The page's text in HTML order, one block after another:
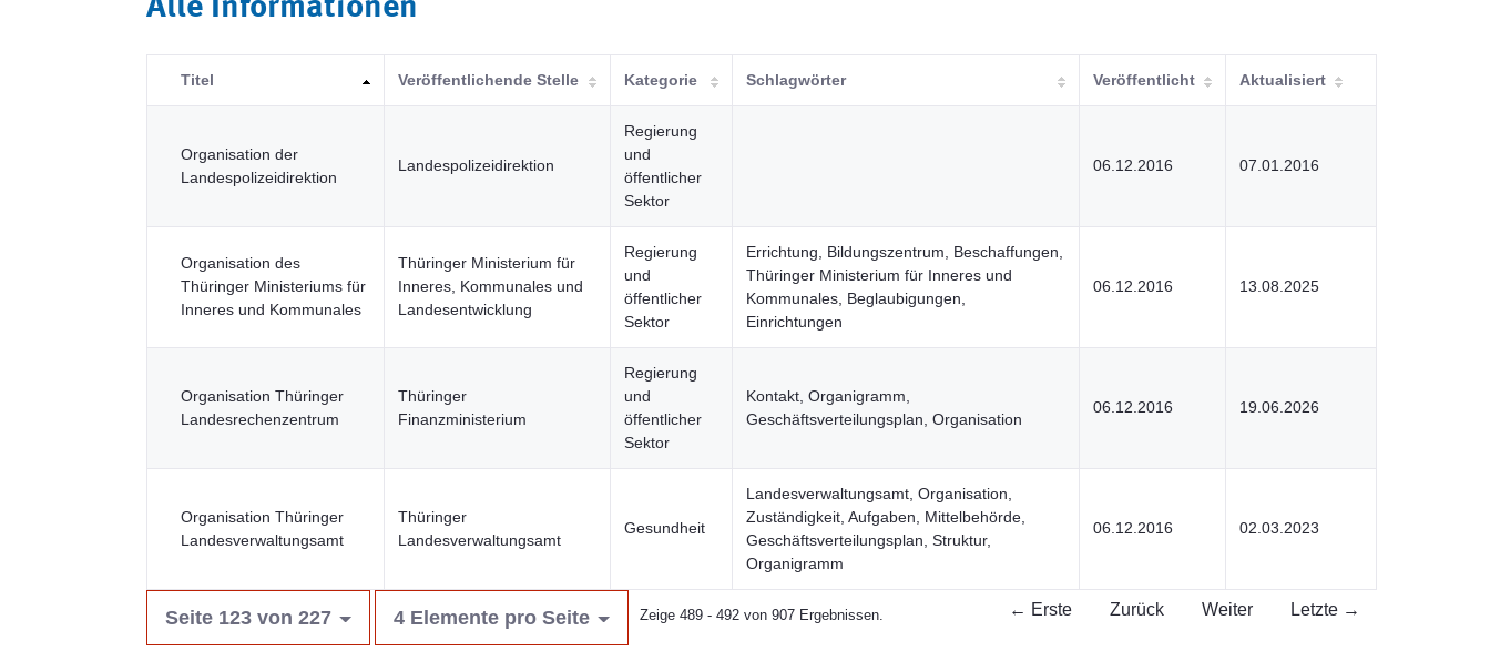
Alle Informationen
Titel Veröffentlichende Stelle Kategorie Schlagwörter Veröffentlicht Aktualisiert
Organisation der
Landespolizeidirektion
Landespolizeidirektion
Regierung
und
öffentlicher
Sektor
06.12.2016 07.01.2016
Organisation des
Thüringer Ministeriums für
Inneres und Kommunales
Thüringer Ministerium für
Inneres, Kommunales und
Landesentwicklung
Regierung
und
öffentlicher
Sektor
Errichtung, Bildungszentrum, Beschaffungen,
Thüringer Ministerium für Inneres und
Kommunales, Beglaubigungen,
Einrichtungen
06.12.2016 13.08.2025
Organisation Thüringer
Landesrechenzentrum
Thüringer
Finanzministerium
Regierung
und
öffentlicher
Sektor
Kontakt, Organigramm,
Geschäftsverteilungsplan, Organisation
06.12.2016 19.06.2026
Organisation Thüringer
Landesverwaltungsamt
Thüringer
Landesverwaltungsamt
Gesundheit
Landesverwaltungsamt, Organisation,
Zuständigkeit, Aufgaben, Mittelbehörde,
Geschäftsverteilungsplan, Struktur,
Organigramm
06.12.2016 02.03.2023
Seite 123 von 227 4 Elemente pro Seite Zeige 489 - 492 von 907 Ergebnissen. ← Erste Zurück Weiter Letzte →